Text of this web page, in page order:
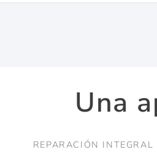
Una
REPARACIÓN INTEGRAL